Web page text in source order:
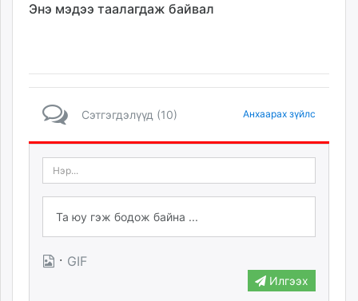
Энэ мэдээ таалагдаж байвал
Сэтгэгдэлүүд (10) Анхаарах зүйлс
· GIF
Илгээх